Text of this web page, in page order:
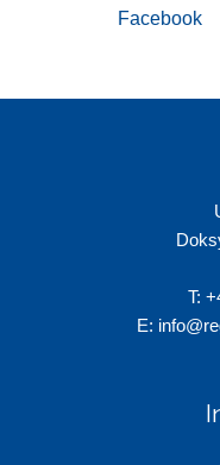
Facebook
T:
E: